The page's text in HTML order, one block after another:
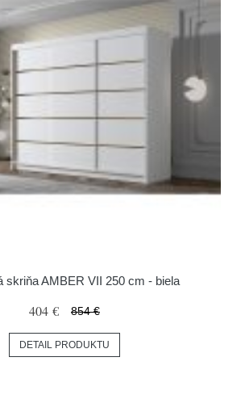
skriňa AMBER VII 250 cm - biela
404 € 854 €
DETAIL PRODUKTU